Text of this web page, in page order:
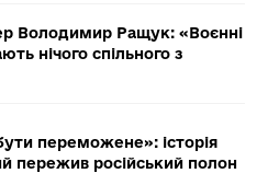
Володимир Ращук: «Воєнні
нічого спільного з
переможене»: історія
пережив російський полон